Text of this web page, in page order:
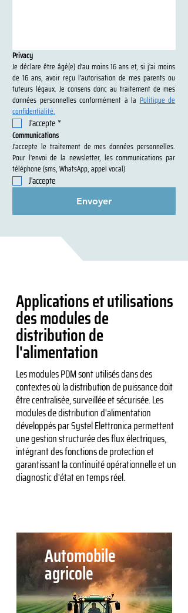
Privacy
Je déclare être âgé(e) d'au moins 16 ans et, si j'ai moins
de 16 ans, avoir reçu l'autorisation de mes parents ou
tuteurs légaux. Je consens donc au traitement de mes
données personnelles conformément à la Politique de
confidentialité.
J'accepte *
Communications
J'accepte le traitement de mes données personnelles.
Pour l'envoi de la newsletter, les communications par
téléphone (sms, WhatsApp, appel vocal)
J'accepte
Envoyer
Applications et utilisations
des modules de
distribution de
l'alimentation
Les modules PDM sont utilisés dans des
contextes où la distribution de puissance doit
être centralisée, surveillée et sécurisée. Les
modules de distribution d'alimentation
développés par Systel Elettronica permettent
une gestion structurée des flux électriques,
intégrant des fonctions de protection et
garantissant la continuité opérationnelle et un
diagnostic d'état en temps réel.
Automobile
agricole